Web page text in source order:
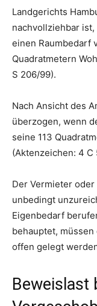
Landgerichts
nachvollziehbar
einen Raumbedarf
Quadratmetern
S 206/99).
Nach Ansicht des
überzogen, wenn
seine 113
(Aktenzeichen: 4 C
Der Vermieter
unbedingt
Eigenbedarf
behauptet,
offen gelegt
Beweislast